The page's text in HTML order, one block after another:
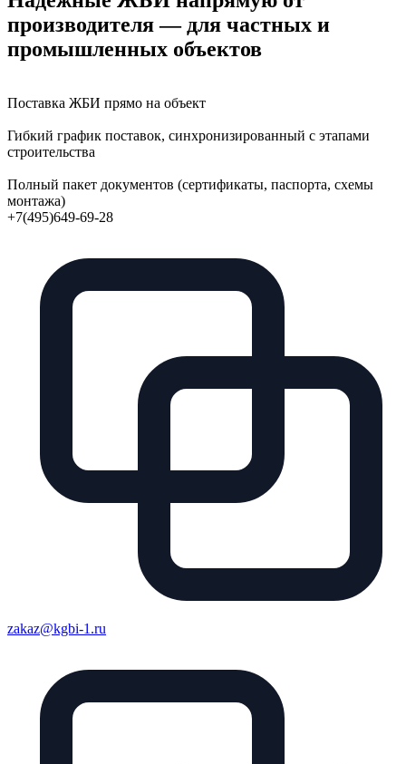
производителя — для частных и
промышленных объектов
Поставка ЖБИ прямо на объект
Гибкий график поставок, синхронизированный с этапами
строительства
Полный пакет документов (сертификаты, паспорта, схемы
монтажа)
+7(495)649-69-28
zakaz@kgbi-1.ru